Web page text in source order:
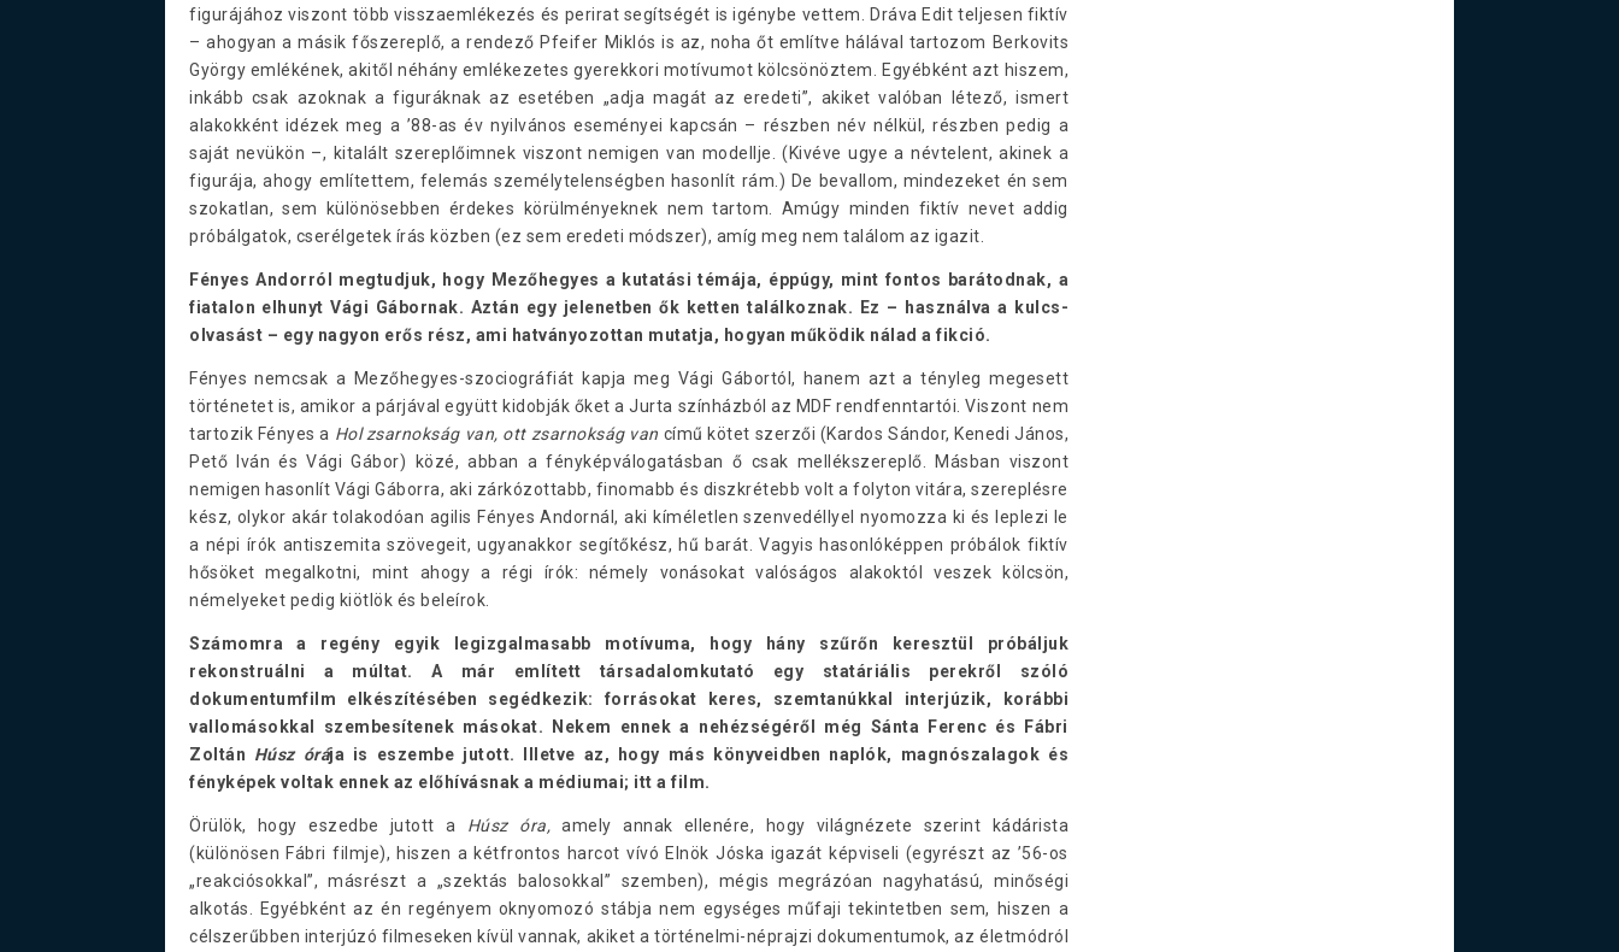
figurájához viszont több visszaemlékezés és perirat segítségét is igénybe vettem. Dráva Edit teljesen fiktív
– ahogyan a másik főszereplő, a rendező Pfeifer Miklós is az, noha őt említve hálával tartozom Berkovits
György emlékének, akitől néhány emlékezetes gyerekkori motívumot kölcsönöztem. Egyébként azt hiszem,
inkább csak azoknak a figuráknak az esetében „adja magát az eredeti”, akiket valóban létező, ismert
alakokként idézek meg a ’88-as év nyilvános eseményei kapcsán – részben név nélkül, részben pedig a
saját nevükön –, kitalált szereplőimnek viszont nemigen van modellje. (Kivéve ugye a névtelent, akinek a
figurája, ahogy említettem, felemás személytelenségben hasonlít rám.) De bevallom, mindezeket én sem
szokatlan, sem különösebben érdekes körülményeknek nem tartom. Amúgy minden fiktív nevet addig
próbálgatok, cserélgetek írás közben (ez sem eredeti módszer), amíg meg nem találom az igazit.
Fényes Andorról megtudjuk, hogy Mezőhegyes a kutatási témája, éppúgy, mint fontos barátodnak, a
fiatalon elhunyt Vági Gábornak. Aztán egy jelenetben ők ketten találkoznak. Ez – használva a kulcs-
olvasást – egy nagyon erős rész, ami hatványozottan mutatja, hogyan működik nálad a fikció.
Fényes nemcsak a Mezőhegyes-szociográfiát kapja meg Vági Gábortól, hanem azt a tényleg megesett
történetet is, amikor a párjával együtt kidobják őket a Jurta színházból az MDF rendfenntartói. Viszont nem
tartozik Fényes a Hol zsarnokság van, ott zsarnokság van című kötet szerzői (Kardos Sándor, Kenedi János,
Pető Iván és Vági Gábor) közé, abban a fényképválogatásban ő csak mellékszereplő. Másban viszont
nemigen hasonlít Vági Gáborra, aki zárkózottabb, finomabb és diszkrétebb volt a folyton vitára, szereplésre
kész, olykor akár tolakodóan agilis Fényes Andornál, aki kíméletlen szenvedéllyel nyomozza ki és leplezi le
a népi írók antiszemita szövegeit, ugyanakkor segítőkész, hű barát. Vagyis hasonlóképpen próbálok fiktív
hősöket megalkotni, mint ahogy a régi írók: némely vonásokat valóságos alakoktól veszek kölcsön,
némelyeket pedig kiötlök és beleírok.
Számomra a regény egyik legizgalmasabb motívuma, hogy hány szűrőn keresztül próbáljuk
rekonstruálni a múltat. A már említett társadalomkutató egy statáriális perekről szóló
dokumentumfilm elkészítésében segédkezik: forrásokat keres, szemtanúkkal interjúzik, korábbi
vallomásokkal szembesítenek másokat. Nekem ennek a nehézségéről még Sánta Ferenc és Fábri
Zoltán Húsz órája is eszembe jutott. Illetve az, hogy más könyveidben naplók, magnószalagok és
fényképek voltak ennek az előhívásnak a médiumai; itt a film.
Örülök, hogy eszedbe jutott a Húsz óra,amely annak ellenére, hogy világnézete szerint kádárista
(különösen Fábri filmje), hiszen a kétfrontos harcot vívó Elnök Jóska igazát képviseli (egyrészt az ’56-os
„reakciósokkal”, másrészt a „szektás balosokkal” szemben), mégis megrázóan nagyhatású, minőségi
alkotás. Egyébként az én regényem oknyomozó stábja nem egységes műfaji tekintetben sem, hiszen a
célszerűbben interjúzó filmeseken kívül vannak, akiket a történelmi-néprajzi dokumentumok, az életmódról